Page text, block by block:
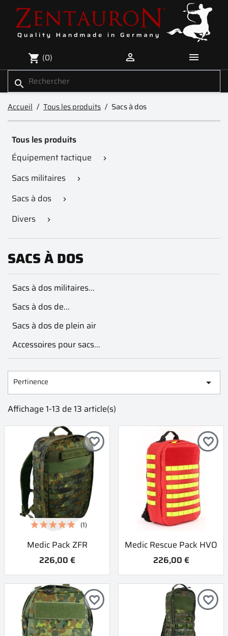
shopping_cart (0)  
search
Accueil Tous les produits Sacs à dos
Tous les produits
Équipement tactique

Sacs militaires 
Sacs à dos 
Divers 
SACS À DOS
Sacs à dos militaires...
Sacs à dos de...
Sacs à dos de plein air
Accessoires pour sacs...
Pertinence 
Affichage 1-13 de 13 article(s)
Medic Pack ZFR
226,00 €
(1)
favorite_border
Medic Rescue Pack HVO
226,00 €
favorite_border
favorite_border favorite_border